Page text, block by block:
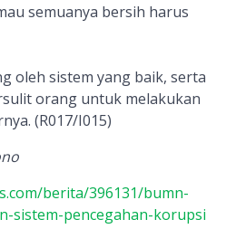
semuanya bersih harus
oleh sistem yang baik, serta
orang untuk melakukan
(R017/I015)
berita/396131/bumn-
sistem-pencegahan-korupsi